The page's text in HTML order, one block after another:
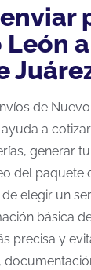
de
a
generar
del paquete
elegir un
básica
precisa y